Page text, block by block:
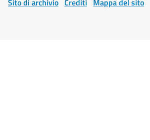
Sito di archivio Crediti Mappa del sito